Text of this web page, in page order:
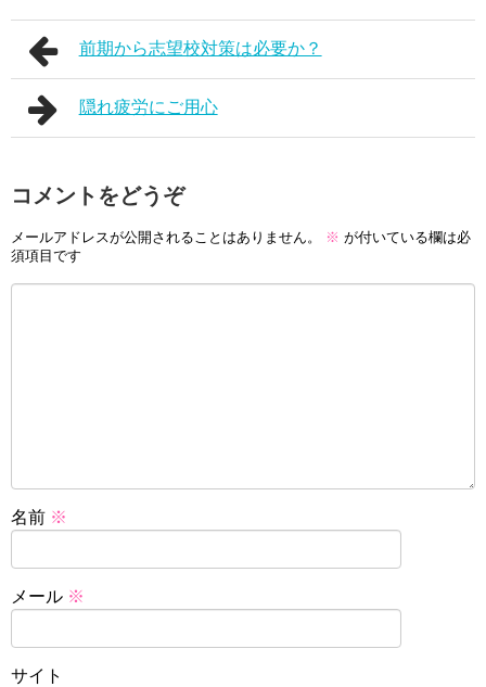
前期から志望校対策は必要か？
隠れ疲労にご用心
コメントをどうぞ
メールアドレスが公開されることはありません。 ※ が付いている欄は必
須項目です
名前 ※
メール ※
サイト